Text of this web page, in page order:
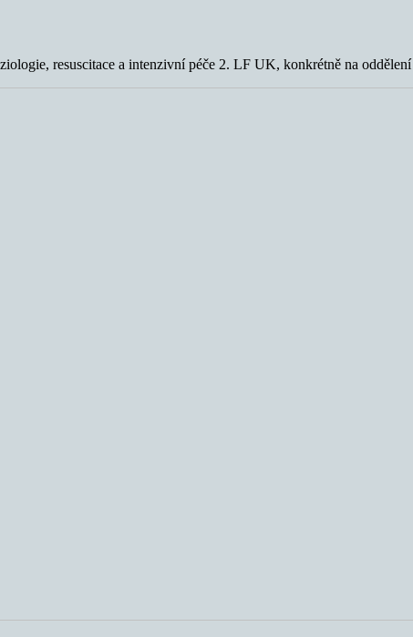
resuscitace a intenzivní péče 2. LF UK, konkrétně na